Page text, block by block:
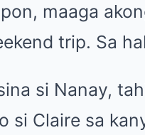
maaga
trip. Sa
si Nanay,
si Claire sa